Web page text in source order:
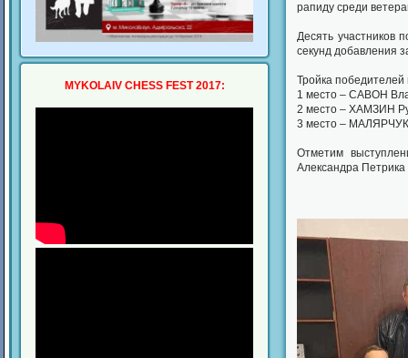
рапиду среди
Десять участников
секунд добавления
Тройка
1 место – САВОН
2 место – ХАМЗИН
3 место –
Отметим
Александра Петрика
MYKOLAIV CHESS FEST 2017: